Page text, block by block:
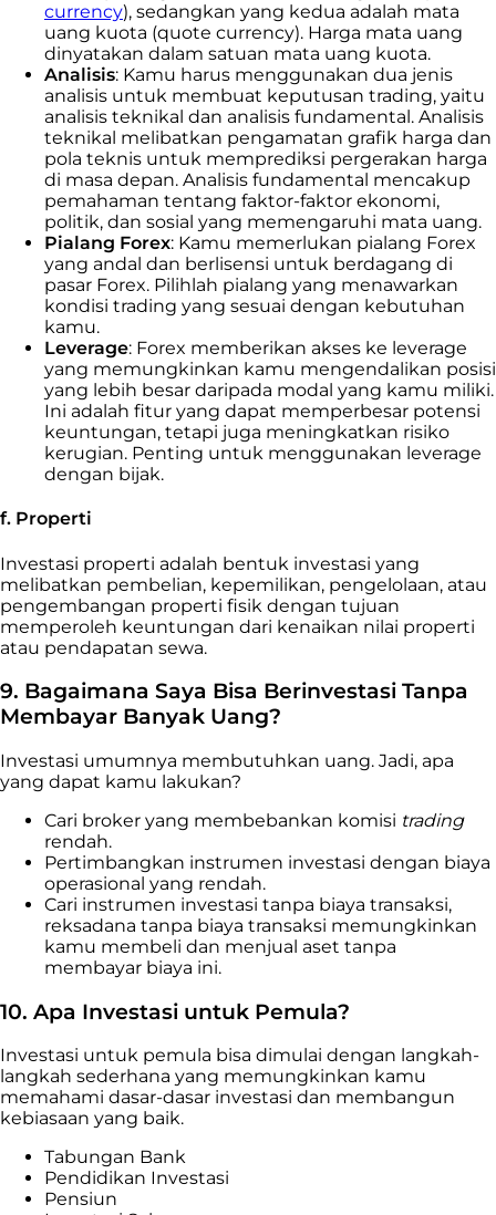
currency), sedangkan yang kedua adalah mata
uang kuota (quote currency). Harga mata uang
dinyatakan dalam satuan mata uang kuota.
Analisis: Kamu harus menggunakan dua jenis
analisis untuk membuat keputusan trading, yaitu
analisis teknikal dan analisis fundamental. Analisis
teknikal melibatkan pengamatan grafik harga dan
pola teknis untuk memprediksi pergerakan harga
di masa depan. Analisis fundamental mencakup
pemahaman tentang faktor-faktor ekonomi,
politik, dan sosial yang memengaruhi mata uang.
Pialang Forex: Kamu memerlukan pialang Forex
yang andal dan berlisensi untuk berdagang di
pasar Forex. Pilihlah pialang yang menawarkan
kondisi trading yang sesuai dengan kebutuhan
kamu.
Leverage: Forex memberikan akses ke leverage
yang memungkinkan kamu mengendalikan posisi
yang lebih besar daripada modal yang kamu miliki.
Ini adalah fitur yang dapat memperbesar potensi
keuntungan, tetapi juga meningkatkan risiko
kerugian. Penting untuk menggunakan leverage
dengan bijak.
f. Properti
Investasi properti adalah bentuk investasi yang
melibatkan pembelian, kepemilikan, pengelolaan, atau
pengembangan properti fisik dengan tujuan
memperoleh keuntungan dari kenaikan nilai properti
atau pendapatan sewa.
9. Bagaimana Saya Bisa Berinvestasi Tanpa
Membayar Banyak Uang?
Investasi umumnya membutuhkan uang. Jadi, apa
yang dapat kamu lakukan?
Cari broker yang membebankan komisi trading
rendah.
Pertimbangkan instrumen investasi dengan biaya
operasional yang rendah.
Cari instrumen investasi tanpa biaya transaksi,
reksadana tanpa biaya transaksi memungkinkan
kamu membeli dan menjual aset tanpa
membayar biaya ini.
10. Apa Investasi untuk Pemula?
Investasi untuk pemula bisa dimulai dengan langkah-
langkah sederhana yang memungkinkan kamu
memahami dasar-dasar investasi dan membangun
kebiasaan yang baik.
Tabungan Bank
Pendidikan Investasi
Pensiun